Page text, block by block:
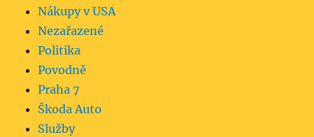
Nákupy v USA
Nezařazené
Politika
Povodně
Praha 7
Škoda Auto
Služby